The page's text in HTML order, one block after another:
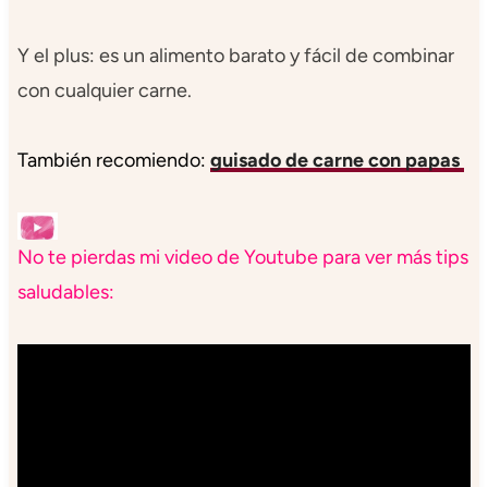
Y el plus: es un alimento barato y fácil de combinar
con cualquier carne.
También recomiendo: guisado de carne con papas
No te pierdas mi video de Youtube para ver más tips
saludables: